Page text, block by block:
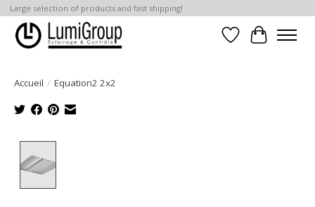
Large selection of products and fast shipping!
Liste dePanier
Accueil / Equation2 2x2